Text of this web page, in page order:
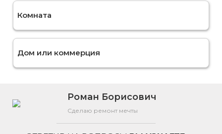
Роман Борисович
Сделаю ремонт мечты
Комната
Дом или коммерция